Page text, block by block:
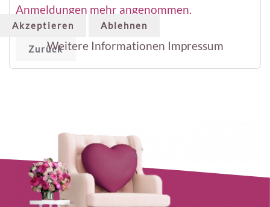
Anmeldungen mehr angenommen.
Zurück
Akzeptieren Ablehnen
Weitere Informationen Impressum